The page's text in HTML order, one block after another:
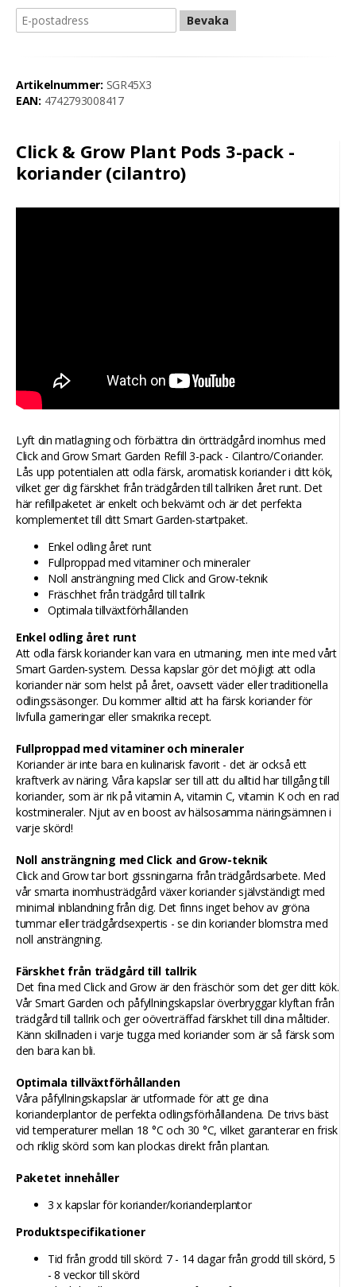
Click & Grow Plant Pods 3-pack -
koriander (cilantro)
Lyft din matlagning och förbättra din örtträdgård inomhus med
Click and Grow Smart Garden Refill 3-pack - Cilantro/Coriander.
Lås upp potentialen att odla färsk, aromatisk koriander i ditt kök,
vilket ger dig färskhet från trädgården till tallriken året runt. Det
här refillpaketet är enkelt och bekvämt och är det perfekta
komplementet till ditt Smart Garden-startpaket.
Enkel odling året runt
Fullproppad med vitaminer och mineraler
Noll ansträngning med Click and Grow-teknik
Fräschhet från trädgård till tallrik
Optimala tillväxtförhållanden
Enkel odling året runt
Att odla färsk koriander kan vara en utmaning, men inte med vårt
Smart Garden-system. Dessa kapslar gör det möjligt att odla
koriander när som helst på året, oavsett väder eller traditionella
odlingssäsonger. Du kommer alltid att ha färsk koriander för
livfulla garneringar eller smakrika recept.
Fullproppad med vitaminer och mineraler
Koriander är inte bara en kulinarisk favorit - det är också ett
kraftverk av näring. Våra kapslar ser till att du alltid har tillgång till
koriander, som är rik på vitamin A, vitamin C, vitamin K och en rad
kostmineraler. Njut av en boost av hälsosamma näringsämnen i
varje skörd!
Noll ansträngning med Click and Grow-teknik
Click and Grow tar bort gissningarna från trädgårdsarbete. Med
vår smarta inomhusträdgård växer koriander självständigt med
minimal inblandning från dig. Det finns inget behov av gröna
tummar eller trädgårdsexpertis - se din koriander blomstra med
noll ansträngning.
Färskhet från trädgård till tallrik
Det fina med Click and Grow är den fräschör som det ger ditt kök.
Vår Smart Garden och påfyllningskapslar överbryggar klyftan från
trädgård till tallrik och ger oöverträffad färskhet till dina måltider.
Känn skillnaden i varje tugga med koriander som är så färsk som
den bara kan bli.
Optimala tillväxtförhållanden
Våra påfyllningskapslar är utformade för att ge dina
korianderplantor de perfekta odlingsförhållandena. De trivs bäst
vid temperaturer mellan 18 °C och 30 °C, vilket garanterar en frisk
och riklig skörd som kan plockas direkt från plantan.
Paketet innehåller
3 x kapslar för koriander/korianderplantor
Produktspecifikationer
Tid från grodd till skörd: 7 - 14 dagar från grodd till skörd, 5
- 8 veckor till skörd
Bevaka
Artikelnummer: SGR45X3
EAN: 4742793008417